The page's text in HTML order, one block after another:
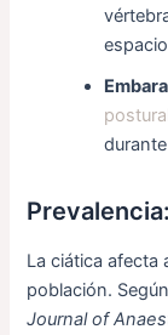
La ciática afecta
población.
Journal of